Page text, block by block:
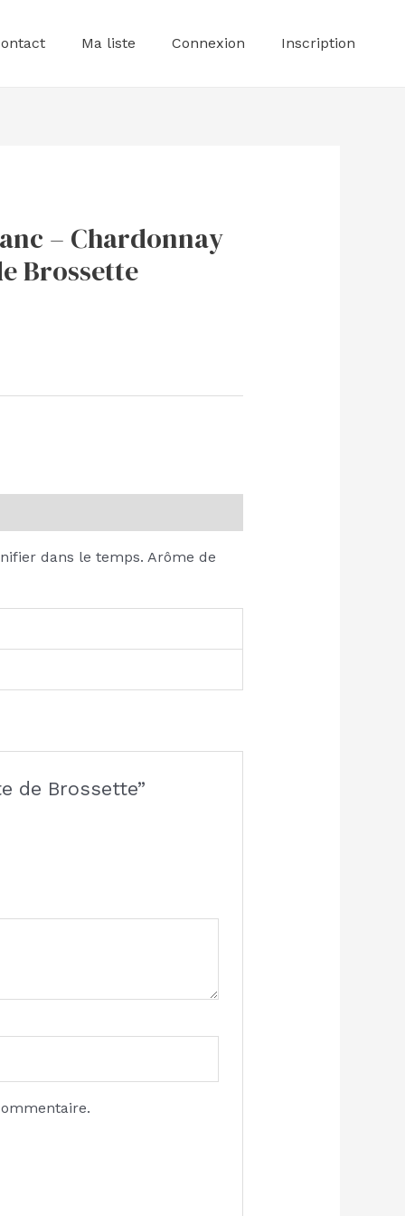
Ma liste Connexion Inscription
– Chardonnay
Brossette
dans le temps. Arôme de
de Brossette”